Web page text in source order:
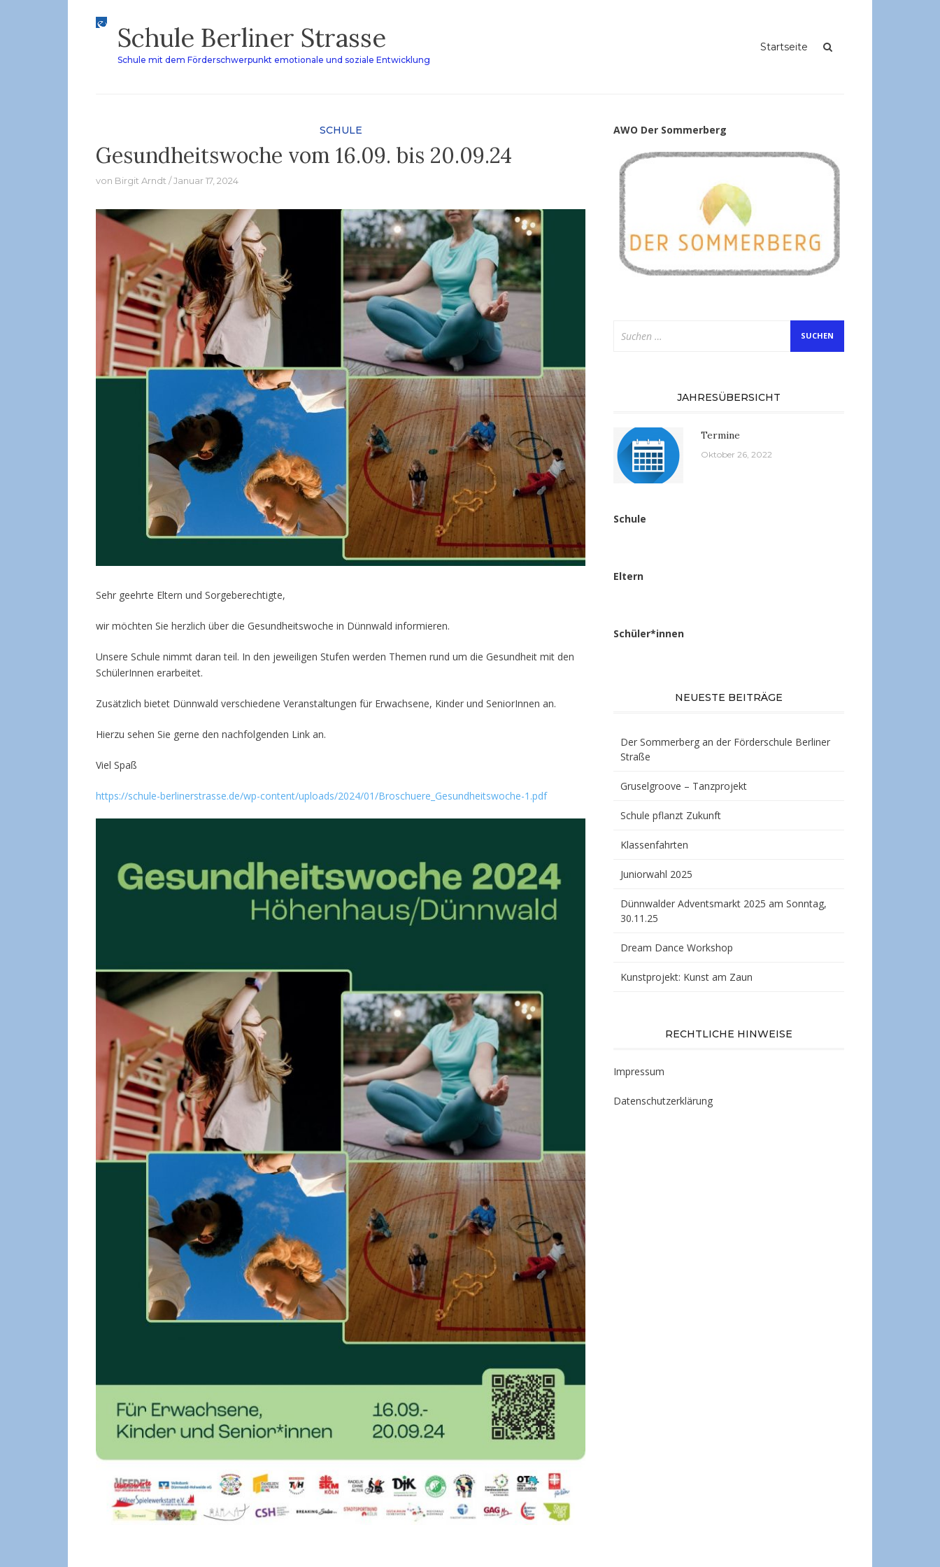
Zum
springenSchule Berliner Strasse
Schule mit dem Förderschwerpunkt emotionale und soziale Entwicklung
Startseite
SCHULE
Gesundheitswoche vom 16.09. bis 20.09.24
von Birgit Arndt Januar 17, 2024
Sehr geehrte Eltern und Sorgeberechtigte,
wir möchten Sie herzlich über die Gesundheitswoche in Dünnwald informieren.
Unsere Schule nimmt daran teil. In den jeweiligen Stufen werden Themen rund um die Gesundheit mit den
SchülerInnen erarbeitet.
Zusätzlich bietet Dünnwald verschiedene Veranstaltungen für Erwachsene, Kinder und SeniorInnen an.
Hierzu sehen Sie gerne den nachfolgenden Link an.
Viel Spaß
https://schule-berlinerstrasse.de/wp-content/uploads/2024/01/Broschuere_Gesundheitswoche-1.pdf
AWO Der Sommerberg
nach:
JAHRESÜBERSICHT
Termine
Oktober 26, 2022
Schule
Eltern
Schüler*innen
NEUESTE BEITRÄGE
Der Sommerberg an der Förderschule Berliner
Straße
Gruselgroove – Tanzprojekt
Schule pflanzt Zukunft
Klassenfahrten
Juniorwahl 2025
Dünnwalder Adventsmarkt 2025 am Sonntag,
30.11.25
Dream Dance Workshop
Kunstprojekt: Kunst am Zaun
RECHTLICHE HINWEISE
Impressum
Datenschutzerklärung